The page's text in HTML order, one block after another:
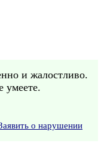
и жалостливо.
умеете.
о нарушении